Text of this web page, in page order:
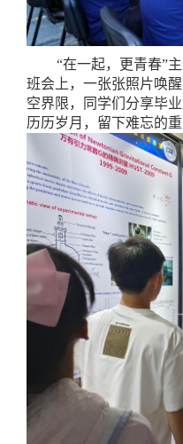
“在一起，更青春”
班会上，一张张照片唤
空界限，同学们分享毕
历历岁月，留下难忘的重